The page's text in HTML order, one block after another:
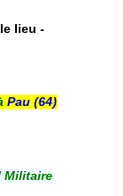
lieu -
Pau (64)
Militaire